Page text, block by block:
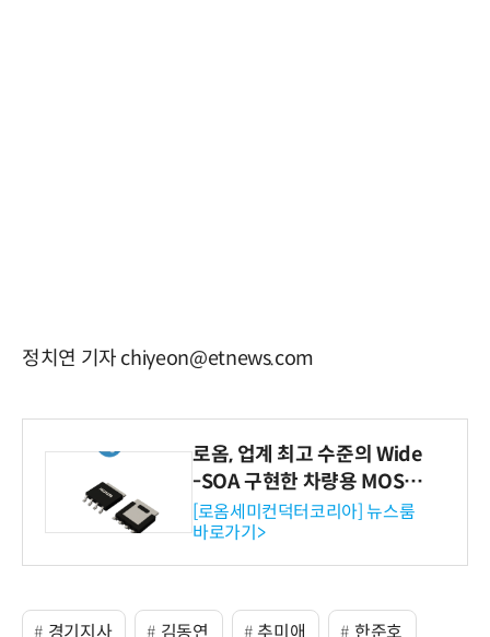
정치연 기자 chiyeon@etnews.com
로옴, 업계 최고 수준의 Wide
-SOA 구현한 차량용 MOSF
ET 개발
[로옴세미컨덕터코리아] 뉴스룸
바로가기>